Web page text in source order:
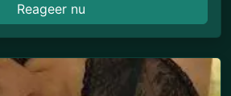
Reageer nu